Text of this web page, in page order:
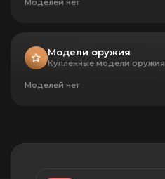
Моделей нет
Модели оружия
Купленные модели оружия
Моделей нет